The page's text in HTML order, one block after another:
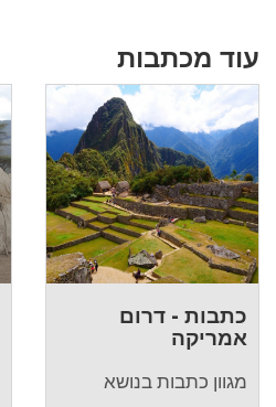
עוד מכתבות
כתבות - דרום
אמריקה
מגוון כתבות בנושא